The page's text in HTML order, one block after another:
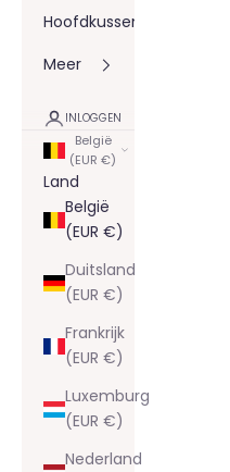
Hoofdkussens
Meer
INLOGGEN
België
(EUR €)
Land
België
(EUR €)
Duitsland
(EUR €)
Frankrijk
(EUR €)
Luxemburg
(EUR €)
Nederland